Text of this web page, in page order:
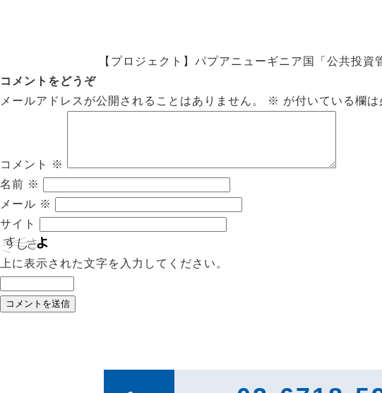
【プロジェクト】パプアニューギニア国「公共投
コメントをどうぞ
メールアドレスが公開されることはありません。
※ が付いている欄
コメント
※
名前 ※
メール ※
サイト
上に表示された文字を入力してください。